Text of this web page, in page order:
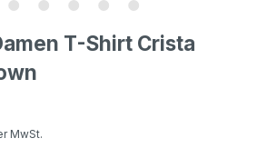
T-Shirt Crista
MwSt.